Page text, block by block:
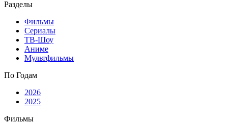
Разделы
Фильмы
Сериалы
ТВ-Шоу
Аниме
Мультфильмы
По Годам
2026
2025
Фильмы